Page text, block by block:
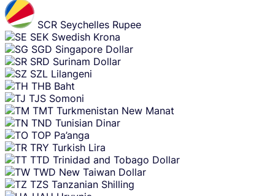
SCR Seychelles Rupee
SEK Swedish Krona
SGD Singapore Dollar
SRD Surinam Dollar
SZL Lilangeni
THB Baht
TJS Somoni
TMT Turkmenistan New Manat
TND Tunisian Dinar
TOP Pa’anga
TRY Turkish Lira
TTD Trinidad and Tobago Dollar
TWD New Taiwan Dollar
TZS Tanzanian Shilling